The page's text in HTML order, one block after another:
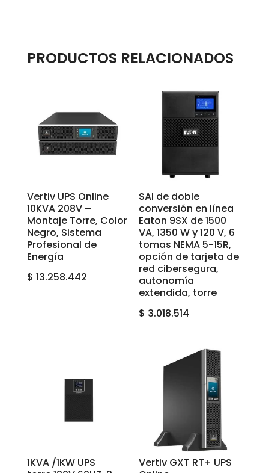
PRODUCTOS RELACIONADOS
Vertiv UPS Online
10KVA 208V –
Montaje Torre, Color
Negro, Sistema
Profesional de
Energía
$ 13.258.442
SAI de doble
conversión en línea
Eaton 9SX de 1500
VA, 1350 W y 120 V, 6
tomas NEMA 5-15R,
opción de tarjeta de
red cibersegura,
autonomía
extendida, torre
$ 3.018.514
1KVA /1KW UPS
Vertiv GXT RT+ UPS